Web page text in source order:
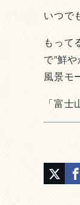
いつで
もって
で”鮮
風景モ
「富